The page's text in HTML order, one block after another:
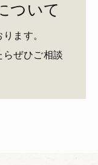
ついて
ます。
らぜひご相談